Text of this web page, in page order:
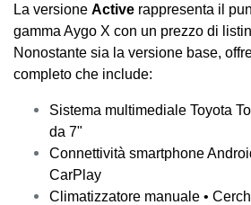
La versione Active rappresenta il
gamma Aygo X con un prezzo di
Nonostante sia la versione base,
completo che include:
Sistema multimediale Toyota
da 7"
Connettività smartphone
CarPlay
Climatizzatore manuale •